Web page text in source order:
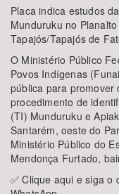
Área de Levantamento
Área Protegida
Placa indica estudos
Munduruku no
Tapajós/Tapajós de
O Ministério Público
Povos Indígenas
pública para promover
procedimento de
(TI) Munduruku e
Santarém, oeste do
Ministério Público do
Mendonça Furtado,
✅ Clique aqui e siga o